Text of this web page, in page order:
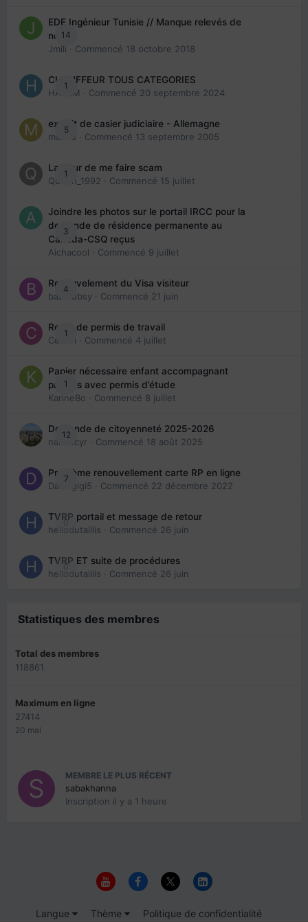
14
EDE Ingénieur Tunisie // Manque relevés de
note
Jmili · Commencé 18 octobre 2018
1
CHAUFFEUR TOUS CATEGORIES
HAZEM · Commencé 20 septembre 2024
5
extrait de casier judiciaire - Allemagne
maries · Commencé 13 septembre 2005
1
La peur de me faire scam
Queen_1992 · Commencé 15 juillet
3
Joindre les photos sur le portail IRCC pour la
demande de résidence permanente au
Canada-CSQ reçus
Aichacool · Commencé 9 juillet
4
Renouvelement du Visa visiteur
babibubsy · Commencé 21 juin
1
Refus de permis de travail
Cedbri · Commencé 4 juillet
1
Papier nécessaire enfant accompagnant
parents avec permis d’étude
KarineBo · Commencé 8 juillet
12
Demande de citoyenneté 2025-2026
nanancyr · Commencé 18 août 2025
7
Problème renouvellement carte RP en ligne
Davidgigi5 · Commencé 22 décembre 2022
0
TVRP portail et message de retour
hellodutaillis · Commencé 26 juin
0
TVRP ET suite de procédures
hellodutaillis · Commencé 26 juin
Statistiques des membres
Total des membres
118861
Maximum en ligne
27414
20 mai
MEMBRE LE PLUS RÉCENT
sabakhanna
Inscription il y a 1 heure
Langue Thème Politique de confidentialité